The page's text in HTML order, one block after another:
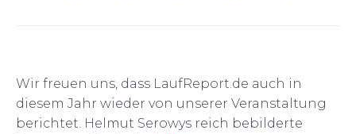
Wir freuen uns, dass LaufReport.de auch in
diesem Jahr wieder von unserer Veranstaltung
berichtet. Helmut Serowys reich bebilderte